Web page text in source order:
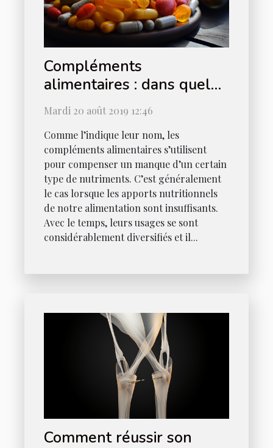
Compléments
alimentaires : dans quel
cas faut-il en prendre ?
Mardi 20 août 2019 12:46
Comme l’indique leur nom, les
compléments alimentaires s’utilisent
pour compenser un manque d’un certain
type de nutriments. C’est généralement
le cas lorsque les apports nutritionnels
de notre alimentation sont insuffisants.
Avec le temps, leurs usages se sont
considérablement diversifiés et il...
Comment réussir son